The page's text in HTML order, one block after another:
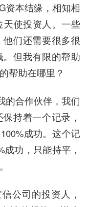
资本结缘，相知相
天使投资人 。一些
们还需要很多很
但我有限的帮助
帮助在哪里？
合作伙伴，我们
持着一个记录，
成功。这个记
功，只能持平，
公司的投资人，